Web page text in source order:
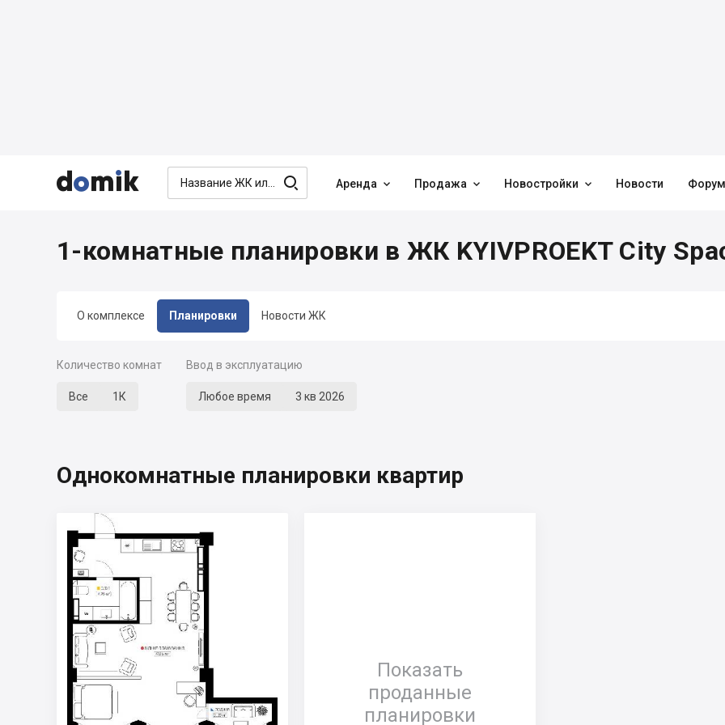


  Аренда  Продажа  Новостройки  Новости Форум
О комплексе Планировки Новости ЖК
1-комнатные планировки в ЖК KYIVPROEKT City
Количество комнат
Все 1К
Ввод в эксплуатацию
Любое время 3 кв 2026
Однокомнатные планировки квартир
Показать
проданные
планировки